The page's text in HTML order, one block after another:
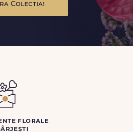
Colectia!
florale